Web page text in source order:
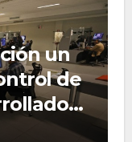
un
de